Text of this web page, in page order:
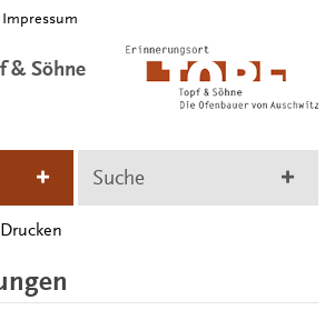
Impressum
& Söhne
Suche
Drucken